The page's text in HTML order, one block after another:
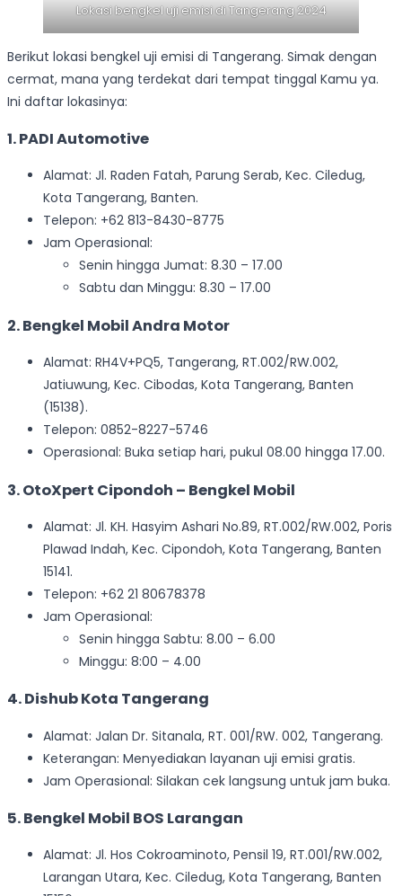
Lokasi bengkel uji emisi di Tangerang 2024
Berikut lokasi bengkel uji emisi di Tangerang. Simak dengan
cermat, mana yang terdekat dari tempat tinggal Kamu ya.
Ini daftar lokasinya:
1. PADI Automotive
Alamat: Jl. Raden Fatah, Parung Serab, Kec. Ciledug,
Kota Tangerang, Banten.
Telepon: +62 813-8430-8775
Jam Operasional:
Senin hingga Jumat: 8.30 – 17.00
Sabtu dan Minggu: 8.30 – 17.00
2. Bengkel Mobil Andra Motor
Alamat: RH4V+PQ5, Tangerang, RT.002/RW.002,
Jatiuwung, Kec. Cibodas, Kota Tangerang, Banten
(15138).
Telepon: 0852-8227-5746
Operasional: Buka setiap hari, pukul 08.00 hingga 17.00.
3. OtoXpert Cipondoh – Bengkel Mobil
Alamat: Jl. KH. Hasyim Ashari No.89, RT.002/RW.002, Poris
Plawad Indah, Kec. Cipondoh, Kota Tangerang, Banten
15141.
Telepon: +62 21 80678378
Jam Operasional:
Senin hingga Sabtu: 8.00 – 6.00
Minggu: 8:00 – 4.00
4. Dishub Kota Tangerang
Alamat: Jalan Dr. Sitanala, RT. 001/RW. 002, Tangerang.
Keterangan: Menyediakan layanan uji emisi gratis.
Jam Operasional: Silakan cek langsung untuk jam buka.
5. Bengkel Mobil BOS Larangan
Alamat: Jl. Hos Cokroaminoto, Pensil 19, RT.001/RW.002,
Larangan Utara, Kec. Ciledug, Kota Tangerang, Banten